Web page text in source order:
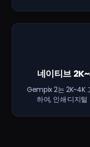
네이티브
Gempix 2는 2K~4K
하여, 인쇄·디지